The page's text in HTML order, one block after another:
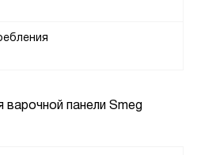
варочной панели Smeg